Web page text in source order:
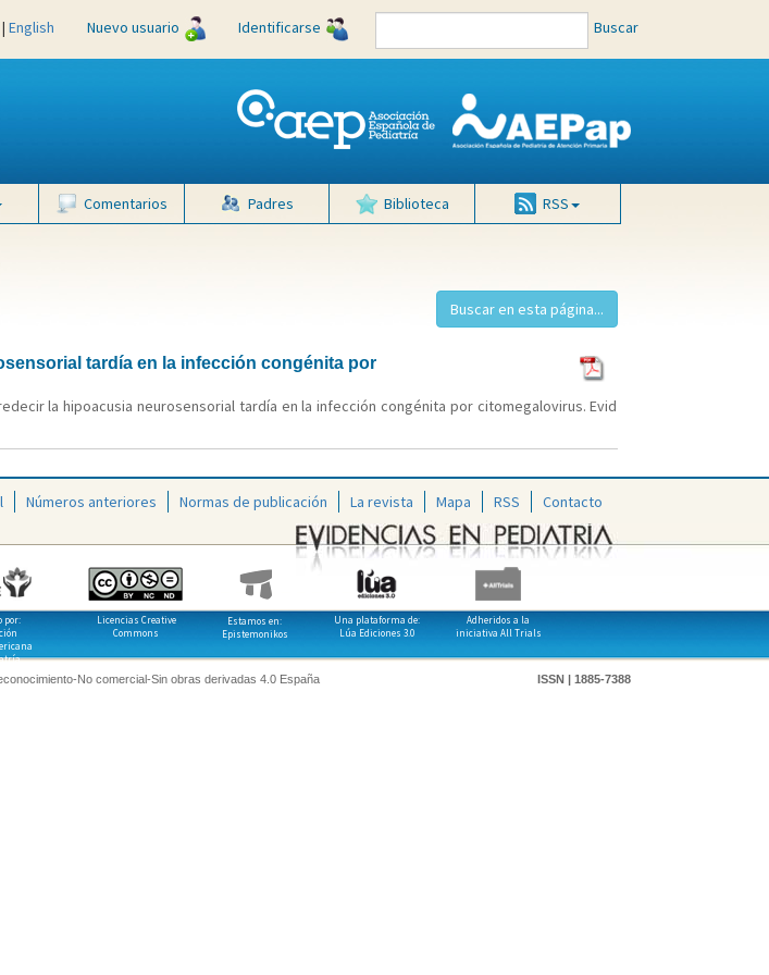
| English Nuevo usuario Identificarse Buscar
Comentarios Padres Biblioteca RSS
tardía en la infección congénita por
la hipoacusia neurosensorial tardía en la infección congénita por citomegalovirus. Evid
Números anteriores Normas de publicación La revista Mapa RSS Contacto
por:
Licencias Creative
Commons
Estamos en:
Epistemonikos
Una plataforma de:
Lúa Ediciones 3.0
Adheridos a la
iniciativa All Trials
No comercial-Sin obras derivadas 4.0 España ISSN | 1885-7388